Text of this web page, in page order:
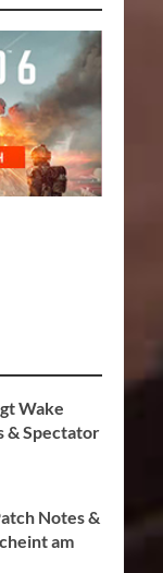
Wake
& Spectator
Notes &
am